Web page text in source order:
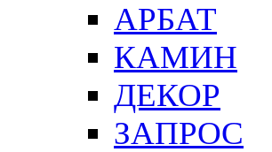
АРБАТ
КАМИН
ДЕКОР
ЗАПРОС